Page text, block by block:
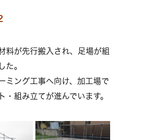
料が先行搬入され、足場が組
た。
ミング工事へ向け、加工場で
・組み立てが進んでいます。